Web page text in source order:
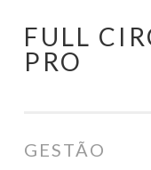
Pular
para
FULL
PRO
GESTÃO